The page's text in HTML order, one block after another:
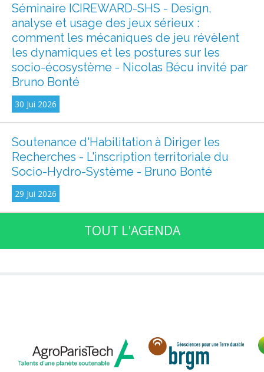
Séminaire ICIREWARD-SHS - Design,
analyse et usage des jeux sérieux :
comment les mécaniques de jeu révèlent
les dynamiques et les postures sur les
socio-écosystème - Nicolas Bécu invité par
Bruno Bonté
30 Jui 2026
Soutenance d'Habilitation à Diriger les
Recherches - L'inscription territoriale du
Socio-Hydro-Système - Bruno Bonté
29 Jui 2026
TOUT L'AGENDA